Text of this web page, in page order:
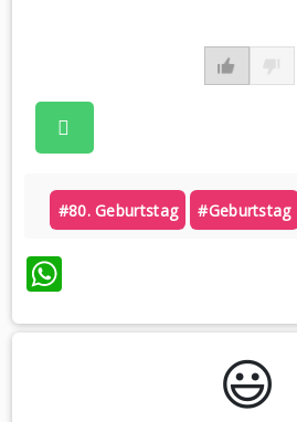
#80. Geburtstag #geburtstag
WhatsApp
😃️